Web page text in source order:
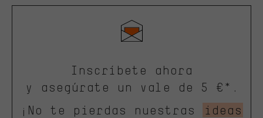
Inscríbete ahora
y asegúrate un vale de 5 €*.
¡No te pierdas nuestras
ideas